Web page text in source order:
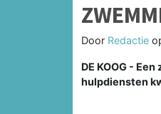
Door Redactie
DE KOOG -
hulpdiensten